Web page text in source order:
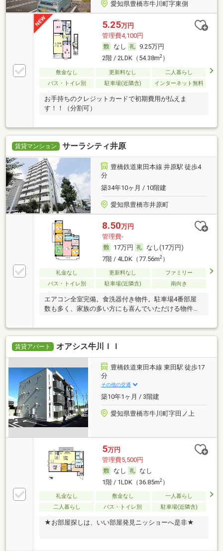
愛知県豊橋市牛川町字東側
5.25万円
管理費4,100円
なし
9.25万円
2階 / 2LDK（54.38m2）
敷金なし 更新料なし
二人暮らし
バス・トイレ別
駐車場(近隣含) インターネット無料
お手持ちのクレジットカードで初期費用が払えま
す！！（分割可）
賃貸マンション サーラシティ井原
豊橋鉄道東田本線 井原駅 徒歩4
分
築34年10ヶ月 / 10階建
愛知県豊橋市井原町
8.50万円
管理費-
17万円
なし(17万円)
7階 / 4LDK（77.56m2）
礼金なし 更新料なし
ファミリー
バス・トイレ別
駐車場(近隣含) 南向き
エアコン全室完備。食洗器付き物件。駐車場4番部屋
数も多く、家族の多い方にも喜んでいただける物件と
賃貸アパート オアシス牛川ＩＩ
豊橋鉄道東田本線 東田駅 徒歩17
分
その他の交通
築10年1ヶ月 / 3階建
愛知県豊橋市牛川町字田ノ上
5万円
管理費5,500円
なし
なし
1階 / 1LDK（36.85m2）
礼金なし 敷金なし
一人暮らし
二人暮らし
バス・トイレ別 駐車場(近隣含)
★お部屋探しは、いい部屋発見ニッショーへ是非★